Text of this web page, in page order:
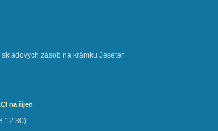
zásob na krámku Jeseter
na říjen
12:30)